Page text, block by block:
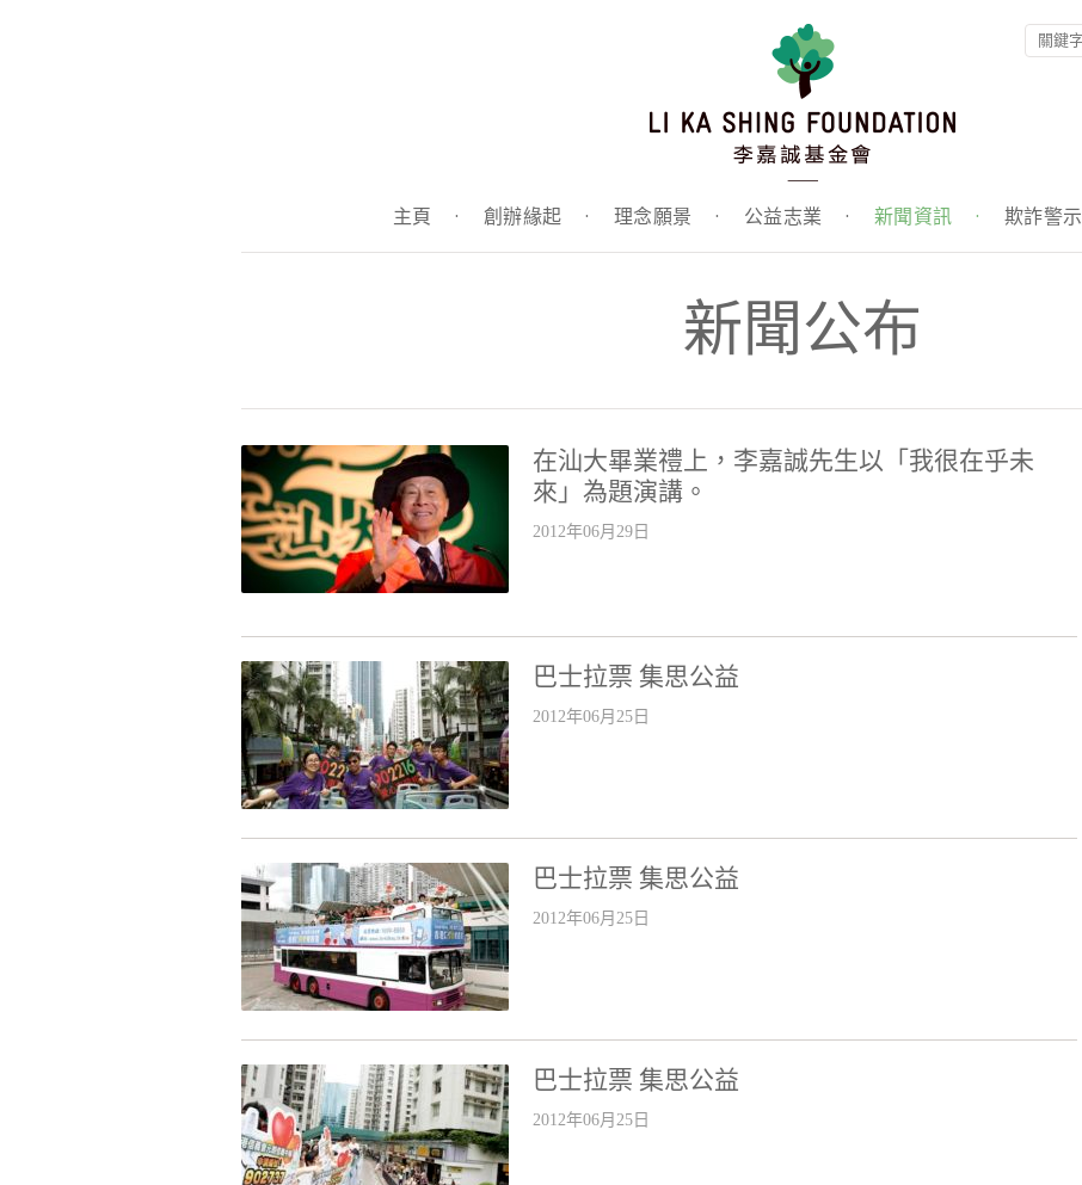
主頁 · 創辦緣起 · 理念願景 · 公益志業 · 新聞資訊 · 欺詐警示
新聞公布
在汕大畢業禮上，李嘉誠先生以「我很在乎未
來」為題演講。
2012年06月29日
巴士拉票 集思公益
2012年06月25日
巴士拉票 集思公益
2012年06月25日
巴士拉票 集思公益
2012年06月25日